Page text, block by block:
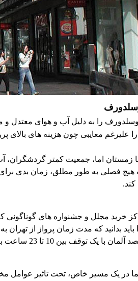
دوسلدورف را به دلیل آب و هوای
را علیرغم معایبی چون هزینه های
یا زمستان اما، جمعیت کمتر
هیچ فصلی به طور مطلق، زمان بدی
خرید مجلل و جشنواره های
10 تا 23 ساعت به طول می انجامد.
در یک مسیر خاص، تحت تاثیر عوامل